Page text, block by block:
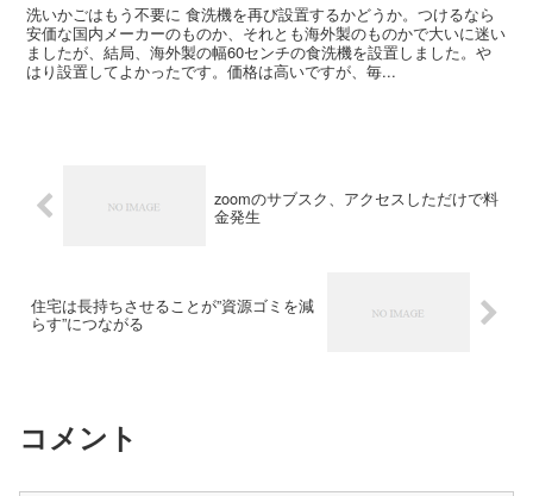
洗いかごはもう不要に 食洗機を再び設置するかどうか。つけるなら
安価な国内メーカーのものか、それとも海外製のものかで大いに迷い
ましたが、結局、海外製の幅60センチの食洗機を設置しました。や
はり設置してよかったです。価格は高いですが、毎...
zoomのサブスク、アクセスしただけで料
金発生
住宅は長持ちさせることが”資源ゴミを減
らす”につながる
コメント